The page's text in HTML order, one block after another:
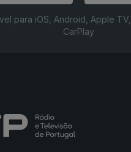
para iOS, Android, Apple
CarPlay